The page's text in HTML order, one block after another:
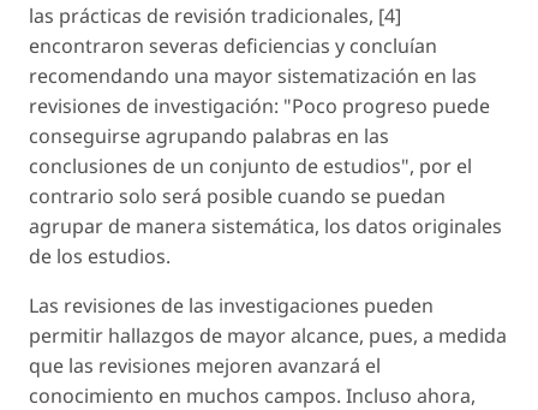
las prácticas de revisión tradicionales, [4]
encontraron severas deficiencias y concluían
recomendando una mayor sistematización en las
revisiones de investigación: "Poco progreso puede
conseguirse agrupando palabras en las
conclusiones de un conjunto de estudios", por el
contrario solo será posible cuando se puedan
agrupar de manera sistemática, los datos originales
de los estudios.
Las revisiones de las investigaciones pueden
permitir hallazgos de mayor alcance, pues, a medida
que las revisiones mejoren avanzará el
conocimiento en muchos campos. Incluso ahora,